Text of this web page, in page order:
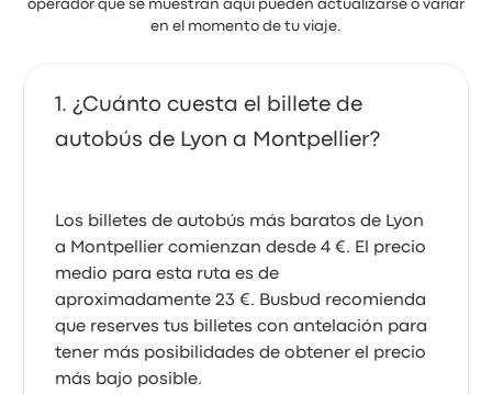
operador que se muestran aquí pueden actualizarse o variar
en el momento de tu viaje.
¿Cuánto cuesta el billete de
autobús de Lyon a Montpellier?
Los billetes de autobús más baratos de Lyon
a Montpellier comienzan desde 4 €. El precio
medio para esta ruta es de
aproximadamente 23 €. Busbud recomienda
que reserves tus billetes con antelación para
tener más posibilidades de obtener el precio
más bajo posible.